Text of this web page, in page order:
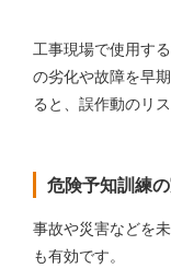
工事現場で使用す
の劣化や故障を早
ると、誤作動のリ
危険予知訓練
事故や災害などを
も有効です。